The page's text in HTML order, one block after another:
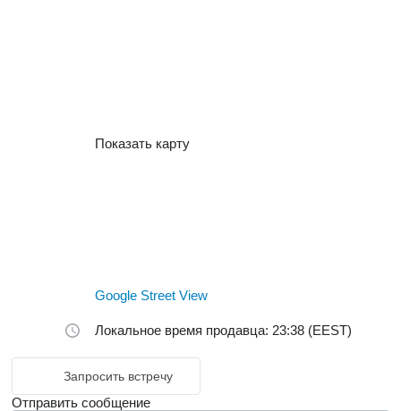
Показать карту
Google Street View
Локальное время продавца: 23:38 (EEST)
Запросить встречу
Отправить сообщение